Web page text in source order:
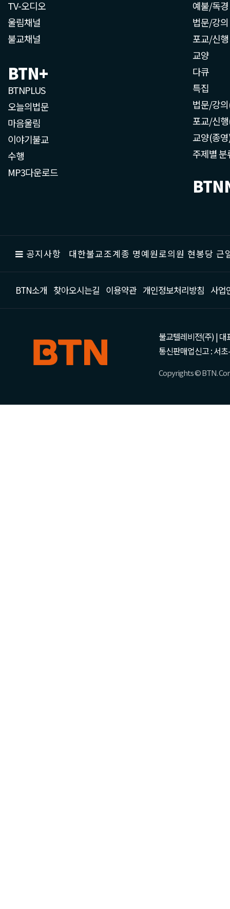
TV-오디오
울림채널
불교채널
BTN+
BTNPLUS
오늘의법문
마음울림
이야기불교
수행
MP3다운로드
예불/독경
법문/강의
포교/신행
교양
다큐
특집
법문/강
포교/신
교양(종
주제별 분
공지사항 대한불교조계종 명예원로의원 현봉당
BTN소개 찾아오시는길 이용약관 개인정보처리방침 사업
불교텔레비전(주) | 대
통신판매업신고 : 서
Copyrights © BTN.